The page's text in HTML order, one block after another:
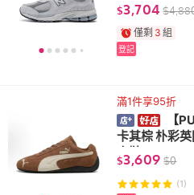
$3,704 $
僅剩 3 組
登記
滿1件享95折
【
卡其棕 朴彩英
車鞋 398846-
$3,609 $0
(1)